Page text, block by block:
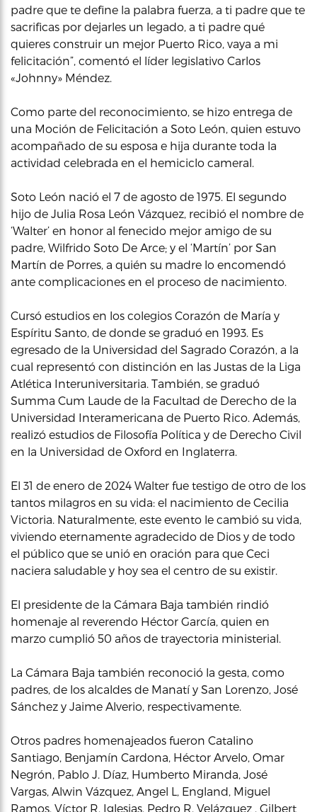
padre que te define la palabra fuerza, a ti padre que te
sacrificas por dejarles un legado, a ti padre qué
quieres construir un mejor Puerto Rico, vaya a mi
felicitación”, comentó el líder legislativo Carlos
«Johnny» Méndez.
Como parte del reconocimiento, se hizo entrega de
una Moción de Felicitación a Soto León, quien estuvo
acompañado de su esposa e hija durante toda la
actividad celebrada en el hemiciclo cameral.
Soto León nació el 7 de agosto de 1975. El segundo
hijo de Julia Rosa León Vázquez, recibió el nombre de
‘Walter’ en honor al fenecido mejor amigo de su
padre, Wilfrido Soto De Arce; y el ‘Martín’ por San
Martín de Porres, a quién su madre lo encomendó
ante complicaciones en el proceso de nacimiento.
Cursó estudios en los colegios Corazón de María y
Espíritu Santo, de donde se graduó en 1993. Es
egresado de la Universidad del Sagrado Corazón, a la
cual representó con distinción en las Justas de la Liga
Atlética Interuniversitaria. También, se graduó
Summa Cum Laude de la Facultad de Derecho de la
Universidad Interamericana de Puerto Rico. Además,
realizó estudios de Filosofía Política y de Derecho Civil
en la Universidad de Oxford en Inglaterra.
El 31 de enero de 2024 Walter fue testigo de otro de los
tantos milagros en su vida: el nacimiento de Cecilia
Victoria. Naturalmente, este evento le cambió su vida,
viviendo eternamente agradecido de Dios y de todo
el público que se unió en oración para que Ceci
naciera saludable y hoy sea el centro de su existir.
El presidente de la Cámara Baja también rindió
homenaje al reverendo Héctor García, quien en
marzo cumplió 50 años de trayectoria ministerial.
La Cámara Baja también reconoció la gesta, como
padres, de los alcaldes de Manatí y San Lorenzo, José
Sánchez y Jaime Alverio, respectivamente.
Otros padres homenajeados fueron Catalino
Santiago, Benjamín Cardona, Héctor Arvelo, Omar
Negrón, Pablo J. Díaz, Humberto Miranda, José
Vargas, Alwin Vázquez, Angel L, England, Miguel
Ramos, Víctor R. Iglesias, Pedro R. Velázquez , Gilbert